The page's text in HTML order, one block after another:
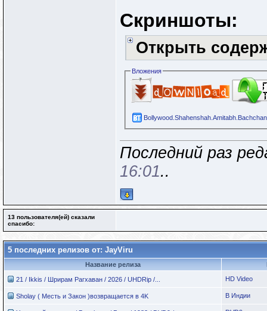
Скриншоты:
Открыть
Вложения
Последний раз
16:01..
13 пользователя(ей) сказали
cпасибо:
5 последних релизов от: JayViru
Название релиза
21 / Ikkis / Шрирам Рагхаван / 2026 / UHDRip /... HD Video
Sholay ( Месть и Закон )возвращается в 4K В Индии